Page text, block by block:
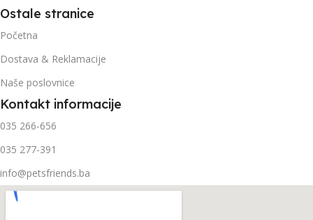
Ostale stranice
Početna
Dostava & Reklamacije
Naše poslovnice
Kontakt informacije
035 266-656
035 277-391
info@petsfriends.ba